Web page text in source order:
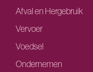
Afval en Hergebruik
Vervoer
Voedsel
Ondernemen